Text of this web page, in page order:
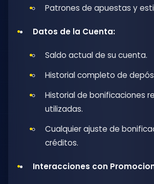
Patrones de apuestas y
Datos de la Cuenta:
Saldo actual de su cuenta.
Historial completo de
Historial de bonificaciones
utilizadas.
Cualquier ajuste de
créditos.
Interacciones con